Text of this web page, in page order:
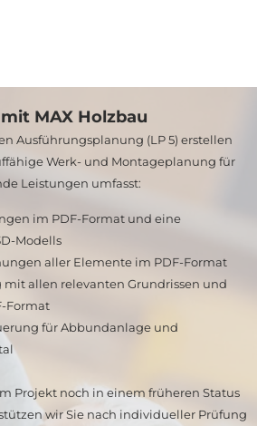
MAX Holzbau
Ausführungsplanung (LP 5) erstellen
Werk- und Montageplanung für
Leistungen umfasst:
im PDF-Format und eine
Modells
aller Elemente im PDF-Format
allen relevanten Grundrissen und
Format
für Abbundanlage und
Projekt noch in einem früheren Status
wir Sie nach individueller Prüfung